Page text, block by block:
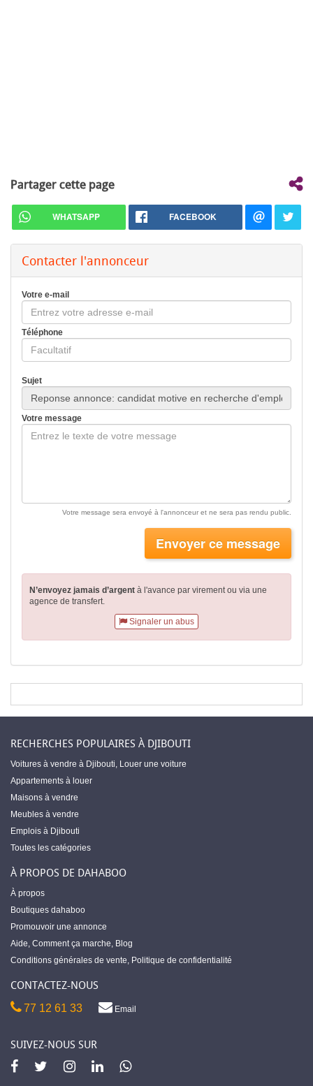
Partager cette page
WHATSAPP FACEBOOK
Contacter l'annonceur
Votre e-mail
Téléphone
Sujet
Votre message
Votre message sera envoyé à l'annonceur et ne sera pas rendu public.
Envoyer ce message
N’envoyez jamais d’argent à l'avance par virementou via une
agence de transfert.
Signaler un abus
RECHERCHES POPULAIRES À DJIBOUTI
Voitures à vendre à Djibouti, Louer une voiture
Appartements à louer
Maisons à vendre
Meubles à vendre
Emplois à Djibouti
Toutes les catégories
À PROPOS DE DAHABOO
À propos
Boutiques dahaboo
Promouvoir une annonce
Aide, Comment ça marche, Blog
Conditions générales de vente, Politique de confidentialité
CONTACTEZ-NOUS
77 12 61 33 Email
SUIVEZ-NOUS SUR